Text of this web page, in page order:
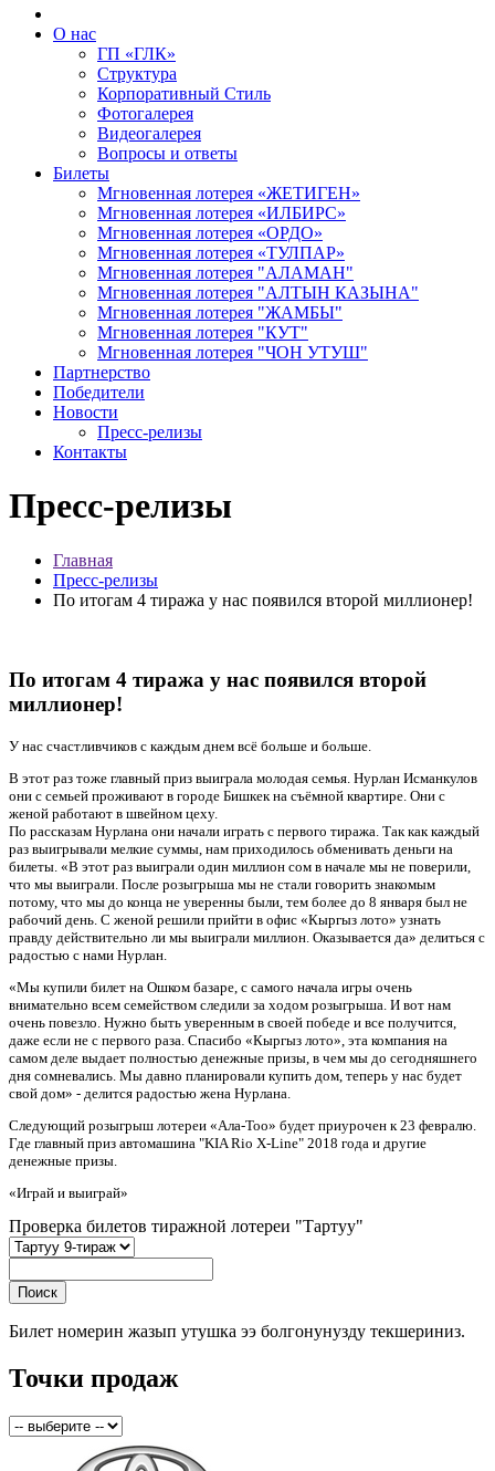
О нас
ГП «ГЛК»
Структура
Корпоративный Стиль
Фотогалерея
Видеогалерея
Вопросы и ответы
Билеты
Мгновенная лотерея «ЖЕТИГЕН»
Мгновенная лотерея «ИЛБИРС»
Мгновенная лотерея «ОРДО»
Мгновенная лотерея «ТУЛПАР»
Мгновенная лотерея "АЛАМАН"
Мгновенная лотерея "АЛТЫН КАЗЫНА"
Мгновенная лотерея "ЖАМБЫ"
Мгновенная лотерея "КУТ"
Мгновенная лотерея "ЧОН УТУШ"
Партнерство
Победители
Новости
Пресс-релизы
Контакты
Пресс-релизы
Главная
Пресс-релизы
По итогам 4 тиража у нас появился второй миллионер!
По итогам 4 тиража у нас появился второй
миллионер!
У нас счастливчиков с каждым днем всё больше и больше.
В этот раз тоже главный приз выиграла молодая семья. Нурлан Исманкулов
они с семьей проживают в городе Бишкек на съёмной квартире. Они с
женой работают в швейном цеху.
По рассказам Нурлана они начали играть с первого тиража. Так как каждый
раз выигрывали мелкие суммы, нам приходилось обменивать деньги на
билеты. «В этот раз выиграли один миллион сом в начале мы не поверили,
что мы выиграли. После розыгрыша мы не стали говорить знакомым
потому, что мы до конца не уверенны были, тем более до 8 января был не
рабочий день. С женой решили прийти в офис «Кыргыз лото» узнать
правду действительно ли мы выиграли миллион. Оказывается да» делиться с
радостью с нами Нурлан.
«Мы купили билет на Ошком базаре, с самого начала игры очень
внимательно всем семейством следили за ходом розыгрыша. И вот нам
очень повезло. Нужно быть уверенным в своей победе и все получится,
даже если не с первого раза. Спасибо «Кыргыз лото», эта компания на
самом деле выдает полностью денежные призы, в чем мы до сегодняшнего
дня сомневались. Мы давно планировали купить дом, теперь у нас будет
свой дом» - делится радостью жена Нурлана.
Следующий розыгрыш лотереи «Ала-Тоо» будет приурочен к 23 февралю.
Где главный приз автомашина "KIA Rio X-Line" 2018 года и другие
денежные призы.
«Играй и выиграй»
Проверка билетов тиражной лотереи "Тартуу"
Билет номерин жазып утушка ээ болгонунузду текшериниз.
Точки продаж